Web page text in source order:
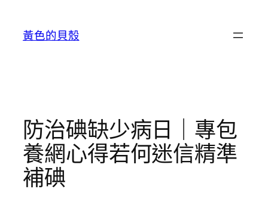
黃色的貝殼
防治碘缺少病日｜專包
養網心得若何迷信精準
補碘